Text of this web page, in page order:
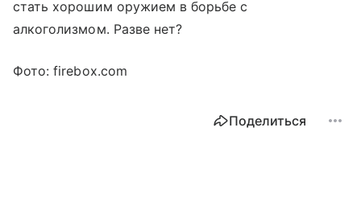
стать хорошим оружием в борьбе с
алкоголизмом. Разве нет?
Фото: firebox.com
Поделиться